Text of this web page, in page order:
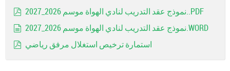
نموذج عقد التدريب لنادي الهواة موسم 2026_2027..PDF
نموذج عقد التدريب لنادي الهواة موسم 2026_2027.WORD
استمارة ترخيص استغلال مرفق رياضي